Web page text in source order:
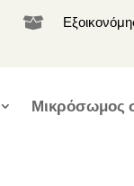

Μικρόσωμος